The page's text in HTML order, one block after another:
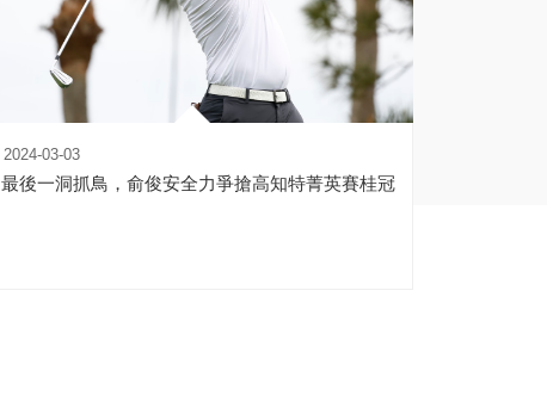
2024-03-03
最後一洞抓鳥，俞俊安全力爭搶高知特菁英賽桂冠